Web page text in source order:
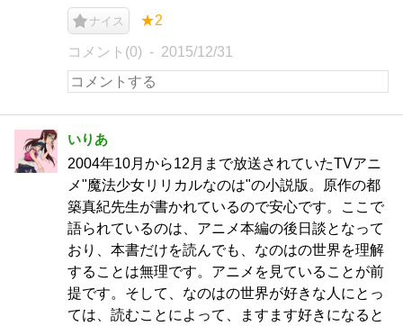
ナイス ★2
コメント(0) 2015/12/31
いりあ
2004年10月から12月まで放送されていたTVアニ
メ"魔法少女リリカルなのは"の小説版。原作の都
築真紀先生が書かれているので安心です。ここで
語られているのは、アニメ本編の後日談となって
おり、本書だけを読んでも、なのはの世界を理解
することは無理です。アニメを見ていることが前
提です。そして、なのはの世界が好きな人にとっ
ては、読むことによって、ますます好きになると